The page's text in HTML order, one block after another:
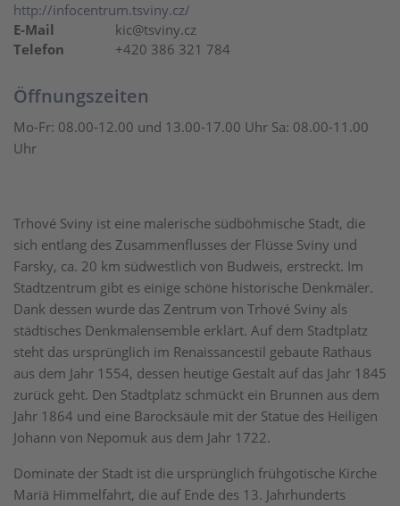
Trhové Sviny ist eine malerische südböhmische Stadt, die
sich entlang des Zusammenflusses der Flüsse Sviny und
Farsky, ca. 20 km südwestlich von Budweis, erstreckt. Im
Stadtzentrum gibt es einige schöne historische Denkmäler.
Dank dessen wurde das Zentrum von Trhové Sviny als
städtisches Denkmalensemble erklärt. Auf dem Stadtplatz
steht das ursprünglich im Renaissancestil gebaute Rathaus
aus dem Jahr 1554, dessen heutige Gestalt auf das Jahr 1845
zurück geht. Den Stadtplatz schmückt ein Brunnen aus dem
Jahr 1864 und eine Barocksäule mit der Statue des Heiligen
Johann von Nepomuk aus dem Jahr 1722.
Dominate der Stadt ist die ursprünglich frühgotische Kirche
Mariä Himmelfahrt, die auf Ende des 13. Jahrhunderts
http://infocentrum.tsviny.cz/
E-Mail
kic@tsviny.cz
Telefon
+420 386 321 784
Öffnungszeiten
Mo-Fr: 08.00-12.00 und 13.00-17.00 Uhr Sa: 08.00-11.00
Uhr